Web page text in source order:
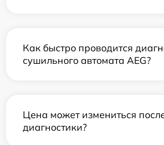
Как быстро проводится
сушильного автомата AEG?
Цена может измениться
диагностики?